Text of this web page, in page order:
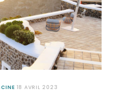
18 AVRIL 2023